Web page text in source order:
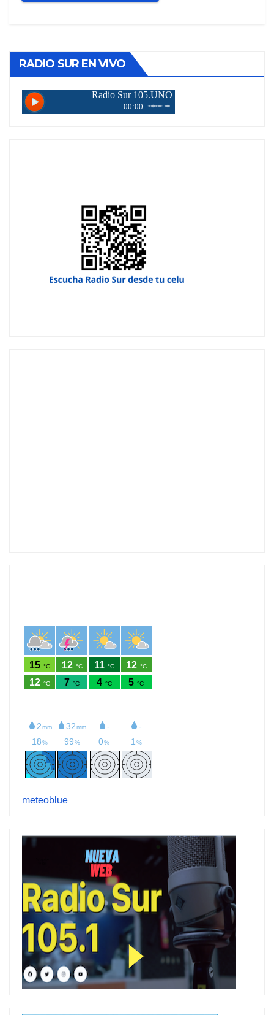
RADIO SUR EN VIVO
meteoblue